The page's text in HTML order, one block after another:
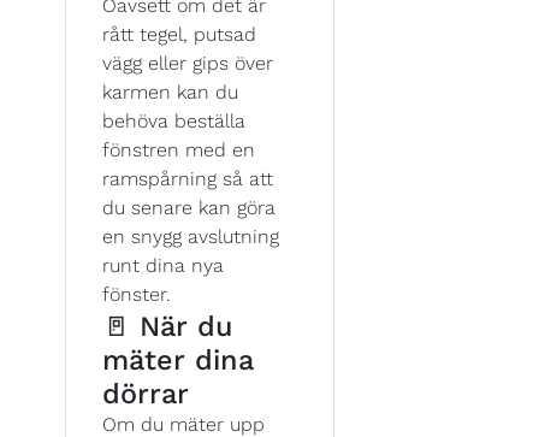
Oavsett om det är
rått tegel, putsad
vägg eller gips över
karmen kan du
behöva beställa
fönstren med en
ramspårning så att
du senare kan göra
en snygg avslutning
runt dina nya
fönster.
🚪 När du
mäter dina
dörrar
Om du mäter upp